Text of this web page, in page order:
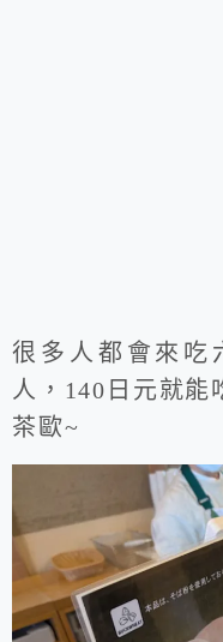
很多人都會來吃
人，140日元就能
茶歐~